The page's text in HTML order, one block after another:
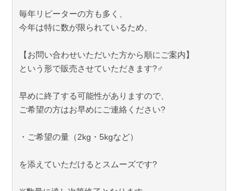
毎年リピーターの方も多く、
今年は特に数が限られているため、
【お問い合わせいただいた方から順にご案内】
という形で販売させていただきます?‍♂️
早めに終了する可能性がありますので、
ご希望の方はお早めにご連絡ください?
・ご希望の量（2kg・5kgなど）
を添えていただけるとスムーズです?